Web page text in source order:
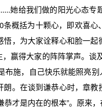
她给我们做的阳光心态
概括为十颗心，即欢喜心
，为大家诠释心和脸一
赢得大家的阵阵掌声。
施，自己快乐就能照亮
。在谈到谦恭心时，章
才是内在的根本”。原来